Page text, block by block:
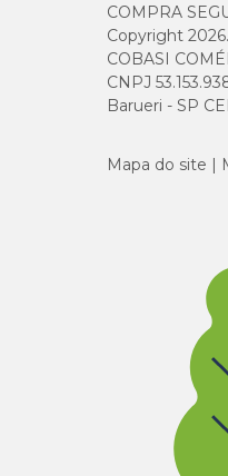
Ômega 6
Ômega 3
B12: 6,7µg,
Manganês:
COMPRA
Copyright
COBASI
CNPJ
Barueri - SP
Mapa do site